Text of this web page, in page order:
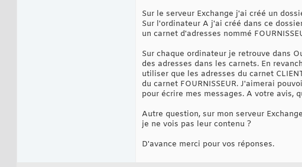
Sur le serveur Exchange j'ai créé un
Sur l'ordinateur A j'ai créé dans ce
un carnet d'adresses nommé
Sur chaque ordinateur je retrouve dans
des adresses dans les carnets. En
utiliser que les adresses du carnet
du carnet FOURNISSEUR. J'aimerai
pour écrire mes messages. A votre avis,
Autre question, sur mon serveur
je ne vois pas leur contenu ?
D'avance merci pour vos réponses.